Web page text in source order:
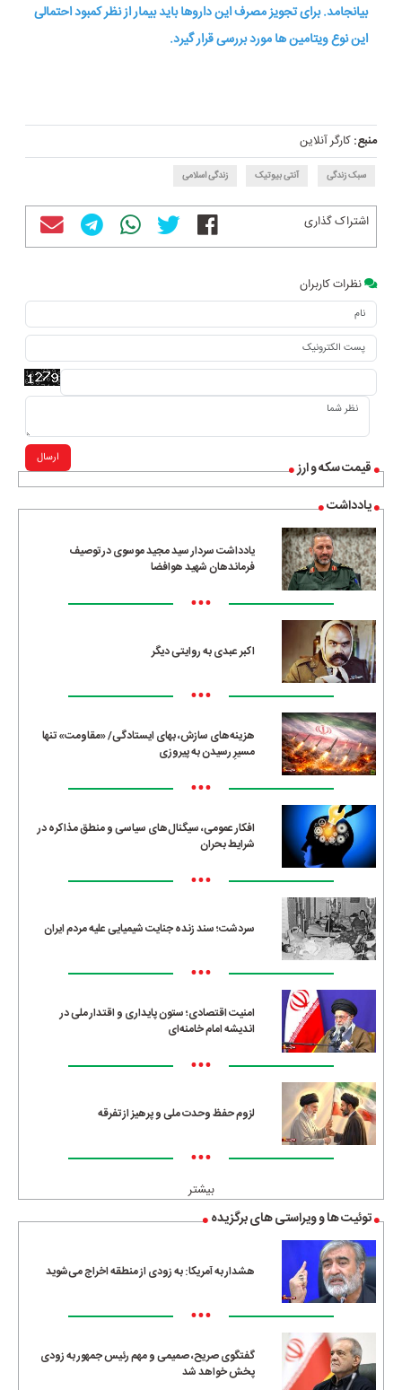
قیمت سکه و ارز
یادداشت
یادداشت سردار سید مجید موسوی در توصیف
فرماندهان شهید هوافضا
•••
اکبر عبدی به روایتی دیگر
•••
هزینه‌های سازش، بهای ایستادگی/ «مقاومت» تنها
مسیرِ رسیدن به پیروزی
•••
افکار عمومی، سیگنال‌های سیاسی و منطق مذاکره در
شرایط بحران
•••
سردشت؛ سند زنده جنایت شیمیایی علیه مردم ایران
•••
امنیت اقتصادی؛ ستون پایداری و اقتدار ملی در
اندیشه امام خامنه‌ای
•••
لزوم حفظ وحدت ملی و پرهیز از تفرقه
•••
بیشتر
توئیت ها و ویراستی های برگزیده
هشدار به آمریکا: به زودی از منطقه اخراج می‌شوید
•••
گفتگوی صریح، صمیمی و مهم رئیس جمهور به زودی
پخش خواهد شد
بیانجامد. برای تجویز مصرف این داروها باید بیمار از نظر کمبود احتمالی
این نوع ویتامین ها مورد بررسی قرار گیرد.
منبع:کارگر آنلاین
سبک زندگی آنتی بیوتیک زندگی اسلامی
اشتراک گذاری
نظرات کاربران
ارسال